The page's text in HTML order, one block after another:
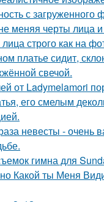
с загруженного
меняя черты лица и
строго как на
платье сидит,
свечой.
от Ladymelamori
его смелым
невесты - очень
гимна для
Какой ты Меня